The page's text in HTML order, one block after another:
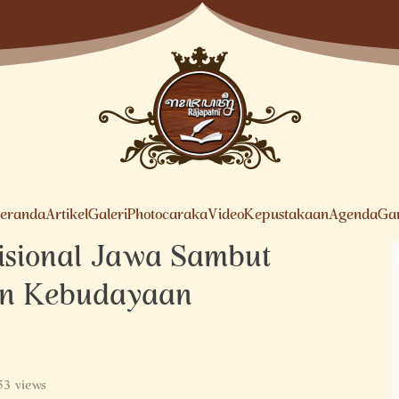
ArtikelGaleriPhotocarakaVideoKepustakaanAgenda
Jawa Sambut
Kebudayaan
views